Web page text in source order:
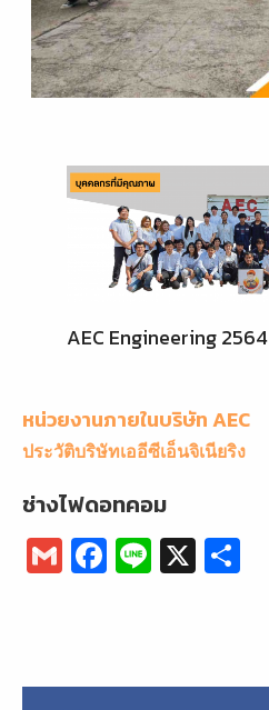
AEC Engineering 2564
หน่วยงานภายในบริษัท AEC
ประวัติบริษัทเออีซีเอ็นจิเนียริง
ช่างไฟดอทคอม
G
m
F
a
b
Li
n
X